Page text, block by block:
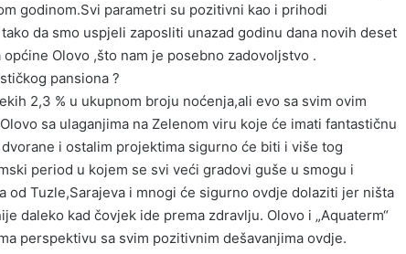
godinom.Svi parametri su pozitivni kao i prihodi
da smo uspjeli zaposliti unazad godinu dana novih deset
Olovo ,što nam je posebno zadovoljstvo .
pansiona ?
2,3 % u ukupnom broju noćenja,ali evo sa svim ovim
sa ulaganjima na Zelenom viru koje će imati fantastičnu
i ostalim projektima sigurno će biti i više tog
period u kojem se svi veći gradovi guše u smogu i
od Tuzle,Sarajeva i mnogi će sigurno ovdje dolaziti jer ništa
daleko kad čovjek ide prema zdravlju. Olovo i „Aquaterm“
perspektivu sa svim pozitivnim dešavanjima ovdje.